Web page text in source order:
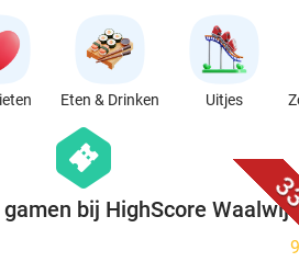
Eten & Drinken Uitjes
hexagon
events
bij HighScore Waalwijk